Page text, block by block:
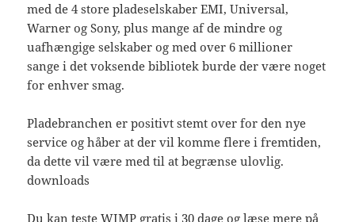
med de 4 store pladeselskaber EMI, Universal,
Warner og Sony, plus mange af de mindre og
uafhængige selskaber og med over 6 millioner
sange i det voksende bibliotek burde der være noget
for enhver smag.
Pladebranchen er positivt stemt over for den nye
service og håber at der vil komme flere i fremtiden,
da dette vil være med til at begrænse ulovlig.
downloads
Du kan teste WIMP gratis i 30 dage og læse mere på